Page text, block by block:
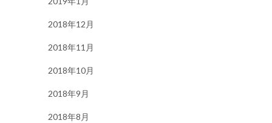
2018年12月
2018年11月
2018年10月
2018年9月
2018年8月